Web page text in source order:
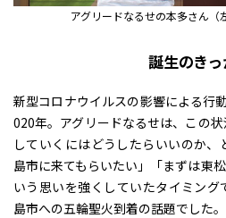
アグリードなるせの本多さん（
誕生のき
新型コロナウイルスの影響による行
020年。アグリードなるせは、この
していくにはどうしたらいいのか
島市に来てもらいたい」「まずは東
いう思いを強くしていたタイミン
島市への五輪聖火到着の話題でした。